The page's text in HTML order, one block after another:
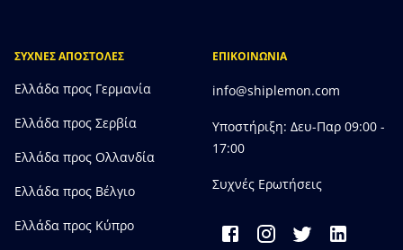
ΣΥΧΝΕΣ ΑΠΟΣΤΟΛΕΣ
Ελλάδα προς Γερμανία
Ελλάδα προς Σερβία
Ελλάδα προς Ολλανδία
Ελλάδα προς Bέλγιο
Ελλάδα προς Κύπρο
ΕΠΙΚΟΙΝΩΝΙΑ
info@shiplemon.com
Υποστήριξη: Δευ-Παρ 09:00 -
17:00
Συχνές Ερωτήσεις